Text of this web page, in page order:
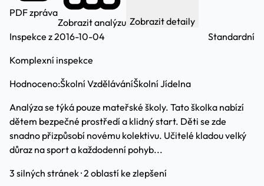
PDF zpráva
Zobrazit analýzu Zobrazit detaily
Inspekce z 2016-10-04
Komplexní inspekce
Standardní
Hodnoceno:Školní VzděláváníŠkolní Jídelna
Analýza se týká pouze mateřské školy. Tato školka nabízí
dětem bezpečné prostředí a klidný start. Děti se zde
snadno přizpůsobí novému kolektivu. Učitelé kladou velký
důraz na sport a každodenní pohyb...
3 silných stránek · 2 oblastí ke zlepšení